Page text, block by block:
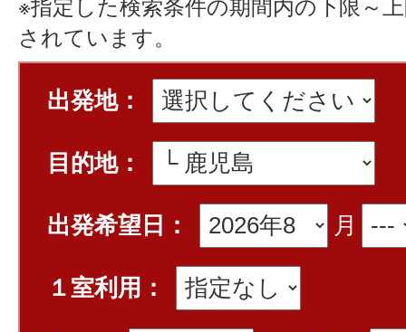
されています。
出発地：
目的地：
出発希望日：
月
１室利用：